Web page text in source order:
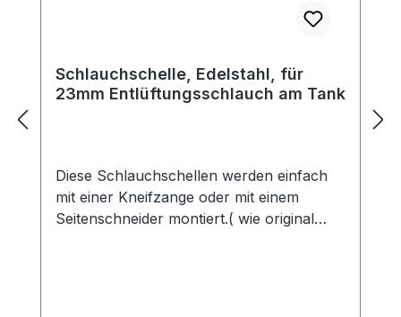
Schlauchschelle, Edelstahl, für
23mm Entlüftungsschlauch am Tank
Diese Schlauchschellen werden einfach
mit einer Kneifzange oder mit einem
Seitenschneider montiert.( wie original